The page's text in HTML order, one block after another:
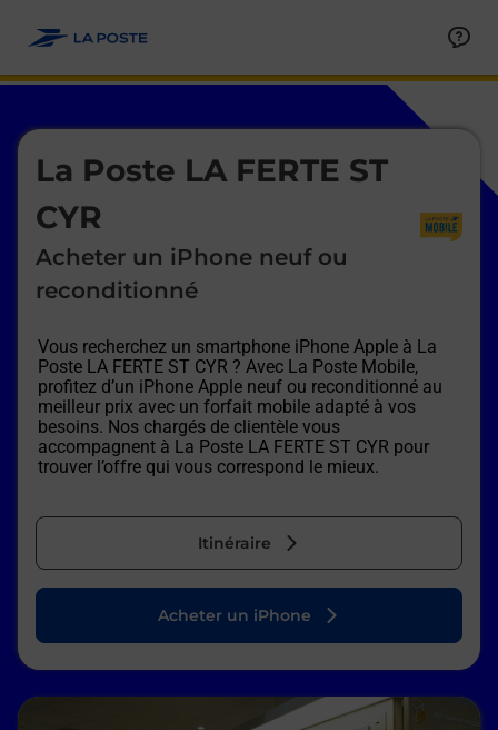
La Poste LA FERTE ST
CYR
Acheter un iPhone neuf ou
reconditionné
Vous recherchez un smartphone iPhone Apple à La
Poste LA FERTE ST CYR ? Avec La Poste Mobile,
profitez d’un iPhone Apple neuf ou reconditionné au
meilleur prix avec un forfait mobile adapté à vos
besoins. Nos chargés de clientèle vous
accompagnent à La Poste LA FERTE ST CYR pour
trouver l’offre qui vous correspond le mieux.
Itinéraire
Le lien s'ouvre dans un nouvel onglet
Acheter un iPhone